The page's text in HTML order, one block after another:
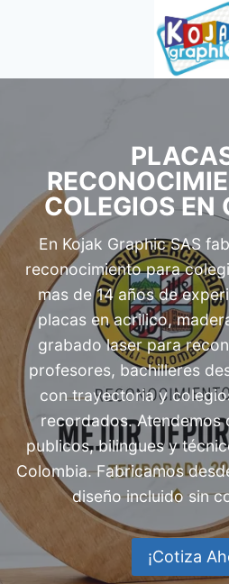
COLEGIOS EN
En Kojak Graphic SAS
reconocimiento para
mas de 14 años de
placas en acrilico,
grabado laser para
profesores, bachilleres
con trayectoria y
recordados. Atendemos
publicos, bilingues y
Colombia. Fabricamos
diseño incluido sin
¡Cotiza